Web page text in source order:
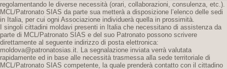
regolamentando le diverse necessità (orari, collaborazioni, consulenza, etc.).
MCL/Patronato SIAS da parte sua metterà a disposizione l’elenco delle sedi
in Italia, per cui ogni Associazione individuerà quella in prossimità.
I singoli cittadini moldavi presenti in Italia che necessitano di assistenza da
parte di MCL/Patronato SIAS e del suo Patronato possono scrivere
direttamente al seguente indirizzo di posta elettronica:
moldova@patronatosias.it. La segnalazione inviata verrà valutata
rapidamente ed in base alle necessità trasmessa alla sede territoriale di
MCL/Patronato SIAS competente, la quale prenderà contatto con il cittadino